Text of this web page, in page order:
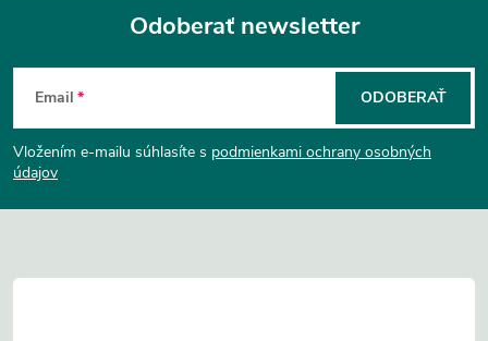
Z
á
p
t
Odoberať newsletter
Email
Vložením e-mailu súhlasíte s podmienkami ochrany osobných
údajov
ODOBERAŤ